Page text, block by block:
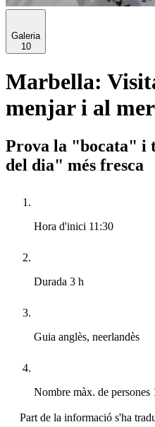
Galeria
10
Marbella:
menjar i al
Prova la "bocata" i
del dia" més fresca
Hora d'inici 11:30
Durada 3 h
Guia anglès, neerlandès
Nombre màx. de persones
Part de la informació s'ha